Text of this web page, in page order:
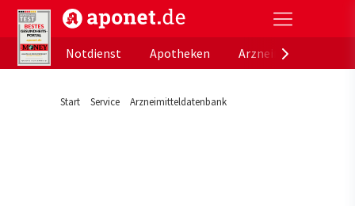
aponet.de - Das offizielle Gesundheitsportal der
Notdienst
Apotheken
Start Service Arzneimitteldatenbank